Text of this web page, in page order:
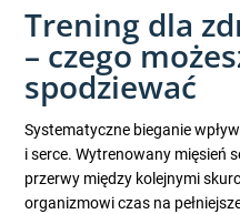
Trening dla
– czego
spodziewać
Systematyczne bieganie
i serce. Wytrenowany mięsień
przerwy między kolejnymi
organizmowi czas na